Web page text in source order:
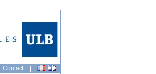
Contact |